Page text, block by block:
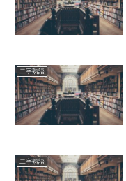
二字熟語
二字熟語